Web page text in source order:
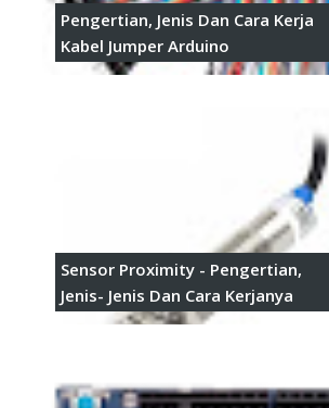
Pengertian, Jenis Dan Cara Kerja
Kabel Jumper Arduino
Sensor Proximity - Pengertian,
Jenis- Jenis Dan Cara Kerjanya